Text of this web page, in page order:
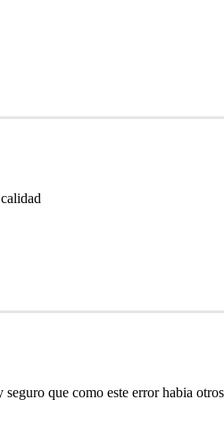
que como este error habia otros